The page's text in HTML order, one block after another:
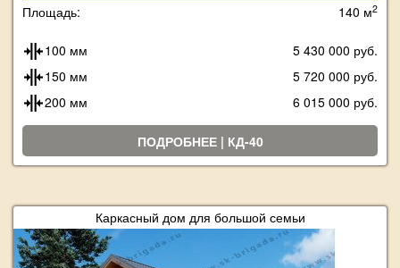
Площадь:
140 м2
100 мм
5 430 000 руб.
150 мм
5 720 000 руб.
200 мм
6 015 000 руб.
ПОДРОБНЕЕ | КД-40
Каркасный дом для большой семьи